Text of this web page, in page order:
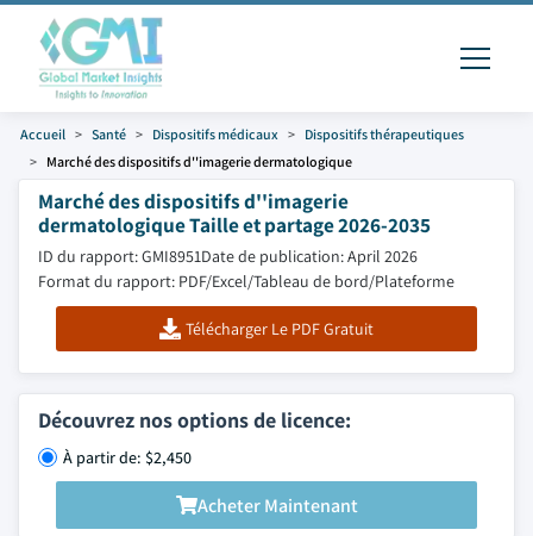
Accueil Santé Dispositifs médicaux
Dispositifs thérapeutiques
Marché des dispositifs d''imagerie dermatologique
Marché des dispositifs d''imagerie
dermatologique Taille et partage 2026-2035
ID du rapport: GMI8951Date de publication: April 2026
Format du rapport: PDF/Excel/Tableau de bord/Plateforme
Télécharger Le PDF Gratuit
Découvrez nos options de licence:
À partir de: $2,450
Acheter Maintenant